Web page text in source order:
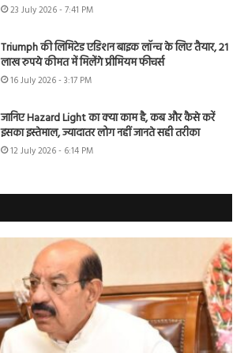
23 July 2026 - 7:41 PM
Triumph की लिमिटेड एडिशन बाइक लॉन्च के लिए तैयार, 21
लाख रुपये कीमत में मिलेंगे प्रीमियम फीचर्स
16 July 2026 - 3:17 PM
जानिए Hazard Light का क्या काम है, कब और कैसे करें
इसका इस्तेमाल, ज्यादातर लोग नहीं जानते सही तरीका
12 July 2026 - 6:14 PM